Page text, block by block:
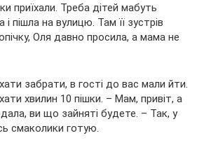
приїхали. Треба дітей мабуть
пішла на вулицю. Там її зустрів
Оля давно просила, а мама не
забрати, в гості до вас мали йти.
хвилин 10 пішки. – Мам, привіт, а
ви що зайняті будете. – Так, у
смаколики готую.